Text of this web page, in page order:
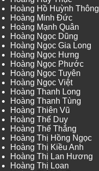
Hoàng Hồ Huỳnh Thông
Hoàng Minh Đức
Hoàng Mạnh Quân
Hoàng Ngọc Dũng
Hoàng Ngọc Gia Long
Hoàng Ngọc Hưng
Hoàng Ngọc Phước
Hoàng Ngọc Tuyên
Hoàng Ngọc Việt
Hoàng Thanh Long
Hoàng Thanh Tùng
Hoàng Thiên Vũ
Hoàng Thế Duy
Hoàng Thế Thắng
Hoàng Thị Hồng Ngọc
Hoàng Thị Kiều Anh
Hoàng Thị Lan Hương
Hoàng Thị Loan